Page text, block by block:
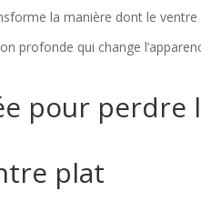
la manière dont le
profonde qui change
pour perdre
plat